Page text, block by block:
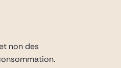
non des